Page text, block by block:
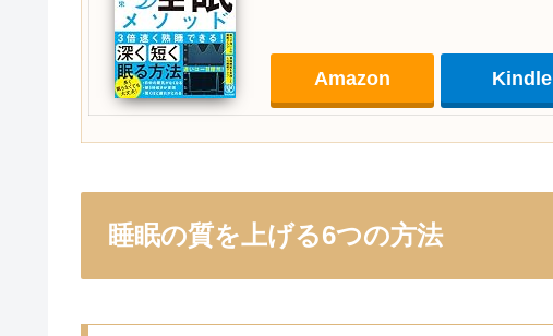
Amazon Kindle
睡眠の質を上げる6つの方法